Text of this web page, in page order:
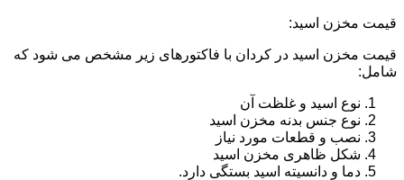
قیمت مخزن اسید:
قیمت مخزن اسید در کردان با فاکتورهای زیر مشخص می شود که
شامل:
نوع اسید و غلظت آن
نوع جنس بدنه مخزن اسید
نصب و قطعات مورد نیاز
شکل ظاهری مخزن اسید
دما و دانسیته اسید بستگی دارد.